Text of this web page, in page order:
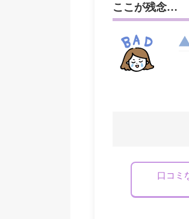
ここが残念…
口コミ